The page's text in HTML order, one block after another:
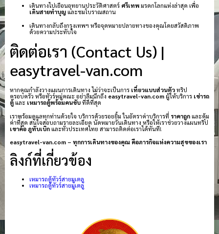
เดินทางไปเยือนอุทยานประวัติศาสตร์ ศรีเทพมรดกโลกแห่งล่าสุด เพื่อ
เดินสายทำบุญและชมโบราณสถาน
เดินทางกลับถึงกรุงเทพฯ หรือจุดหมายปลายทางของคุณโดยสวัสดิภาพ
ด้วยความประทับใจ
ติดต่อเรา (Contact Us) |
easytravel-van.com
หากคุณกำลังวางแผนการเดินทาง ไม่ว่าจะเป็นการ เที่ยวแบบส่วนตัวทริป
ครอบครัว หรือทัวร์หมู่คณะ อย่าลืมนึกถึง easytravel-van.comผู้ให้บริการ เช่ารถ
ตู้และ เหมารถตู้พร้อมคนขับที่ดีที่สุด
เราพร้อมดูแลทุกท่านด้วยใจ บริการด้วยรอยยิ้ม ในอัตราค่าบริการที่ ราคาถูกและคุ้ม
ค่าที่สุด สนใจสอบถามรายละเอียด นัดหมายวันเดินทาง หรือให้เราช่วยวางแผนทริป
เขาค้อภูทับเบิกและทั่วประเทศไทย สามารถติดต่อเราได้ทันที!
easytravel-van.com – ทุกการเดินทางของคุณ คือภารกิจแห่งความสุขของเรา
ลิงก์ที่เกี่ยวข้อง
เหมารถตู้ทัวร์สายมูเตลู
เหมารถตู้ทัวร์สายมูเตลู